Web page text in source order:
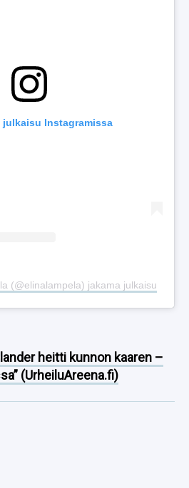
julkaisu Instagramissa
(@elinalampela) jakama julkaisu
heitti kunnon kaaren –
(UrheiluAreena.fi)